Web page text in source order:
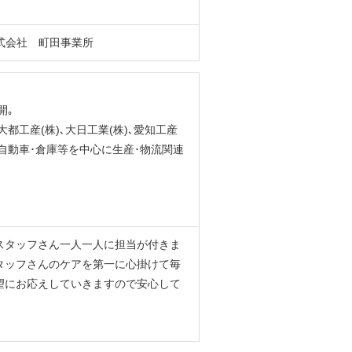
会社 町田事業所
｡
都工産(株)､大日工業(株)､愛知工産
動車･倉庫等を中心に生産･物流関連
ッフさん一人一人に担当が付きま
フさんのケアを第一に心掛けて毎
お応えしていきますので安心して